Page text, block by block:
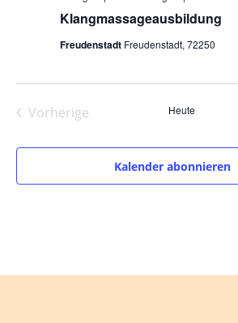
Klangmassageausbildung
Freudenstadt Freudenstadt, 72250
Vorherige
Heute
Kalender abonnieren